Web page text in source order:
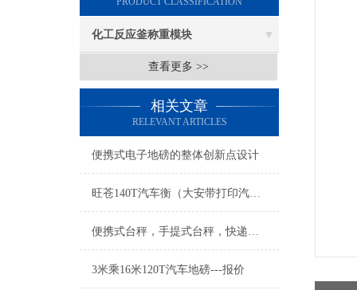
化工反应釜称重模块
查看更多 >>
相关文章
RELEVANT ARTICLES
便携式电子地磅的整体创新点设计
旺苍140T汽车衡（大安带打印汽车磅）稻城50吨地磅维修
便携式台秤，手提式台秤，快递电子秤
3米乘16米120T汽车地磅---报价